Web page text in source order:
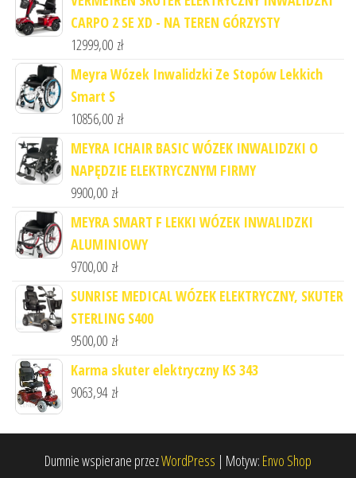
CARPO 2 SE XD - NA TEREN GÓRZYSTY
12999,00 zł
Meyra Wózek Inwalidzki Ze Stopów Lekkich
Smart S
10856,00 zł
MEYRA ICHAIR BASIC WÓZEK INWALIDZKI O
NAPĘDZIE ELEKTRYCZNYM FIRMY
9900,00 zł
MEYRA SMART F LEKKI WÓZEK INWALIDZKI
ALUMINIOWY
9700,00 zł
SUNRISE MEDICAL WÓZEK ELEKTRYCZNY, SKUTER
STERLING S400
9500,00 zł
Karma skuter elektryczny KS 343
9063,94 zł
Dumnie wspierane przezWordPress | Motyw: Envo Shop